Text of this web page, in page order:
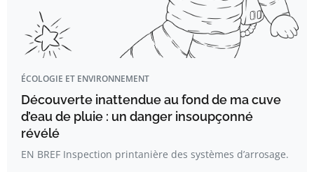
ÉCOLOGIE ET ENVIRONNEMENT
Découverte inattendue au fond de ma cuve
d’eau de pluie : un danger insoupçonné
révélé
EN BREF Inspection printanière des systèmes d’arrosage.